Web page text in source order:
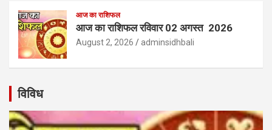
आज का राशिफल
आज का राशिफल रविवार 02 अगस्त 2026
August 2, 2026 adminsidhbali
विविध